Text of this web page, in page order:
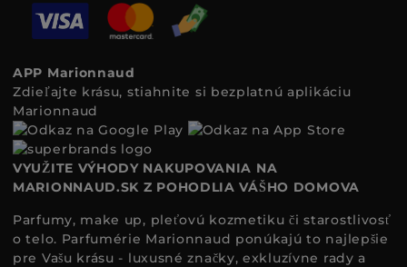
APP Marionnaud
Zdieľajte krásu, stiahnite si bezplatnú aplikáciu
Marionnaud
VYUŽITE VÝHODY NAKUPOVANIA NA
MARIONNAUD.SK Z POHODLIA VÁŠHO DOMOVA
Parfumy, make up, pleťovú kozmetiku či starostlivosť
o telo. Parfumérie Marionnaud ponúkajú to najlepšie
pre Vašu krásu - luxusné značky, exkluzívne rady a